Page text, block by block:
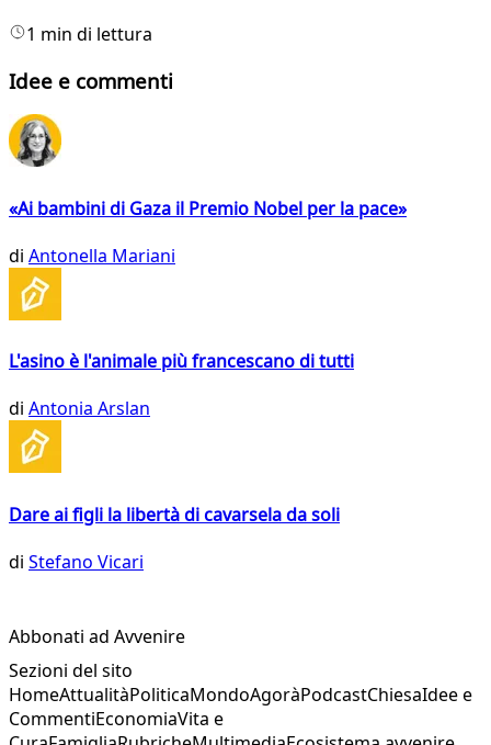
1 min di lettura
Idee e commenti
«Ai bambini di Gaza il Premio Nobel per la pace»
di Antonella Mariani
L'asino è l'animale più francescano di tutti
di Antonia Arslan
Dare ai figli la libertà di cavarsela da soli
di Stefano Vicari
Abbonati ad Avvenire
Sezioni del sito
HomeAttualitàPoliticaMondoAgoràPodcastChiesaIdee e
CommentiEconomiaVita e